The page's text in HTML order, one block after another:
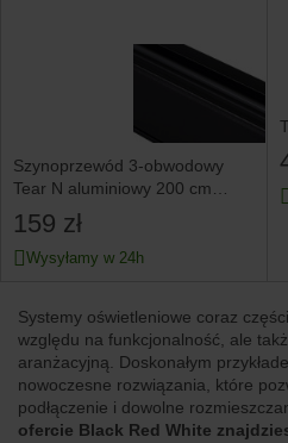
Szynoprzewód 3-obwodowy
Tear N aluminiowy 200 cm
czarny
159 zł
Wysyłamy w 24h
Systemy oświetleniowe coraz
względu na funkcjonalność, ale
aranżacyjną. Doskonałym
nowoczesne rozwiązania, które
podłączenie i dowolne
ofercie Black Red White